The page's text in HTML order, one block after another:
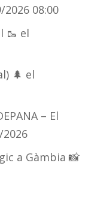
2026 08:00
🥾 el
🌲 el
– El
a Gàmbia 📸